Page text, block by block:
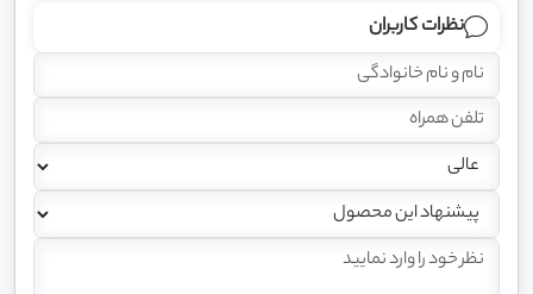
نظرات کاربران